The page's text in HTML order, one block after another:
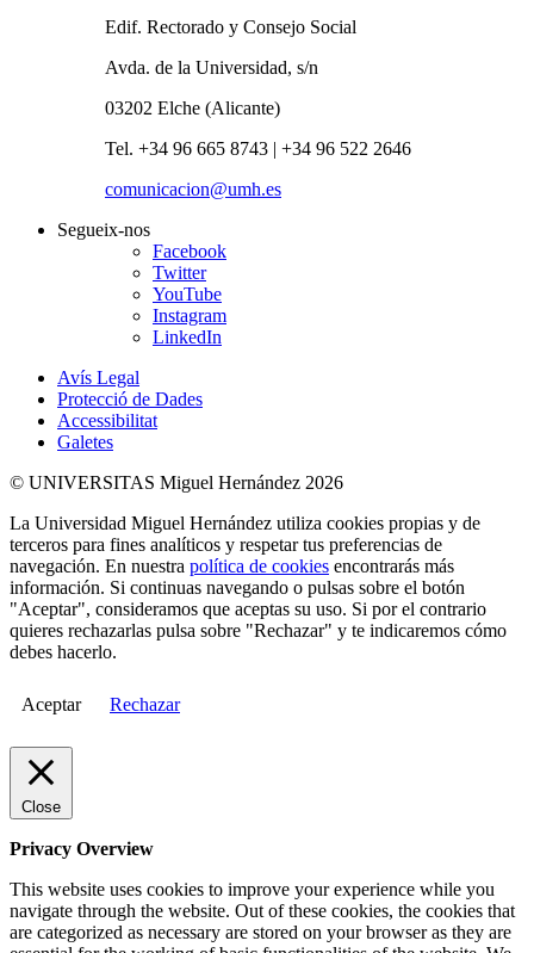
Edif. Rectorado y Consejo Social
Avda. de la Universidad, s/n
03202 Elche (Alicante)
Tel. +34 96 665 8743 | +34 96 522 2646
comunicacion@umh.es
Segueix-nos
Facebook
Twitter
YouTube
Instagram
LinkedIn
Avís Legal
Protecció de Dades
Accessibilitat
Galetes
© UNIVERSITAS Miguel Hernández 2026
La Universidad Miguel Hernández utiliza cookies propias y de
terceros para fines analíticos y respetar tus preferencias de
navegación. En nuestra política de cookies encontrarás más
información. Si continuas navegando o pulsas sobre el botón
"Aceptar", consideramos que aceptas su uso. Si por el contrario
quieres rechazarlas pulsa sobre "Rechazar" y te indicaremos cómo
debes hacerlo.
Aceptar Rechazar
Close
Privacy Overview
This website uses cookies to improve your experience while you
navigate through the website. Out of these cookies, the cookies that
are categorized as necessary are stored on your browser as they are